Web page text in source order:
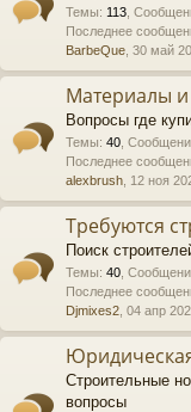
и
Темы: 113
Последнее
BarbeQue , 30 май
Материалы и
Вопросы где
Темы: 40
Последнее
alexbrush , 12 ноя
Требуются
Поиск
Темы: 40
Последнее
Djmixes2 , 04 апр
Строительные
вопросы